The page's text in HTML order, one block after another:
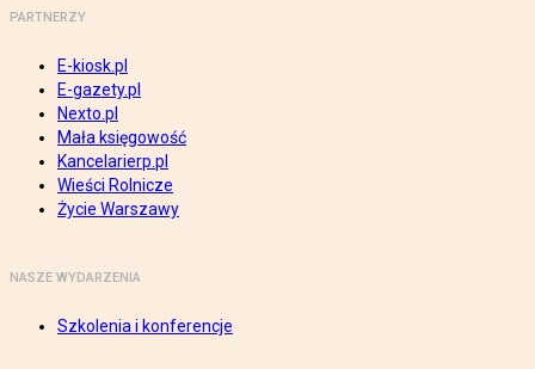
PARTNERZY
E-kiosk.pl
E-gazety.pl
Nexto.pl
Mała księgowość
Kancelarierp.pl
Wieści Rolnicze
Życie Warszawy
NASZE WYDARZENIA
Szkolenia i konferencje